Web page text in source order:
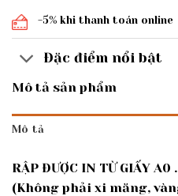
-5% khi thanh toán online
Đặc điểm nổi bật
Mô tả sản phẩm
Mô tả
RẬP ĐƯỢC IN TỪ GIẤY
(Không phải xi măng,